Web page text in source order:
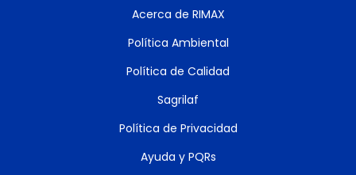
Acerca de RIMAX
Política Ambiental
Política de Calidad
Sagrilaf
Política de Privacidad
Ayuda y PQRs